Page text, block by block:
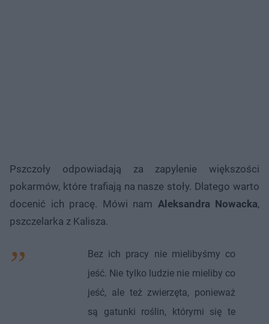
Pszczoły odpowiadają za zapylenie większości
pokarmów, które trafiają na nasze stoły. Dlatego warto
docenić ich pracę. Mówi nam Aleksandra Nowacka,
pszczelarka z Kalisza.
Bez ich pracy nie mielibyśmy co
jeść. Nie tylko ludzie nie mieliby co
jeść, ale też zwierzęta, ponieważ
są gatunki roślin, którymi się te